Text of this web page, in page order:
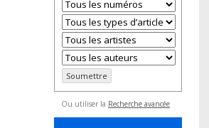
Ou utiliser la Recherche avancée